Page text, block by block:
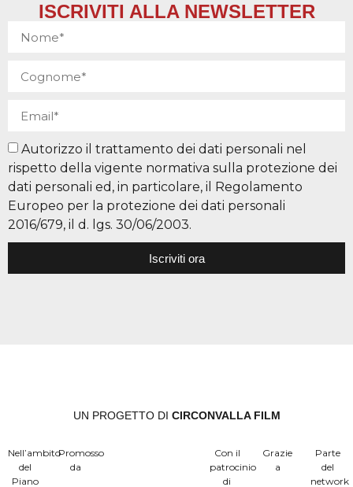
ISCRIVITI ALLA NEWSLETTER
Autorizzo il trattamento dei dati personali nel
rispetto della vigente normativa sulla protezione dei
dati personali ed, in particolare, il Regolamento
Europeo per la protezione dei dati personali
2016/679, il d. lgs. 30/06/2003.
Iscriviti ora
UN PROGETTO DI CIRCONVALLA FILM
Nell’ambito
del
Piano
Promosso
da
Con il
patrocinio
di
Grazie
a
Parte
del
network